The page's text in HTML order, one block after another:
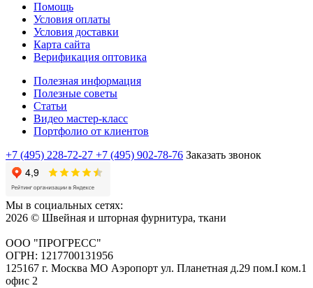
Помощь
Условия оплаты
Условия доставки
Карта сайта
Верификация оптовика
Полезная информация
Полезные советы
Статьи
Видео мастер-класс
Портфолио от клиентов
+7 (495) 228-72-27 +7 (495) 902-78-76 Заказать звонок
Мы в социальных сетях:
2026 © Швейная и шторная фурнитура, ткани
ООО "ПРОГРЕСС"
ОГРН: 1217700131956
125167 г. Москва МО Аэропорт ул. Планетная д.29 пом.I ком.1
офис 2